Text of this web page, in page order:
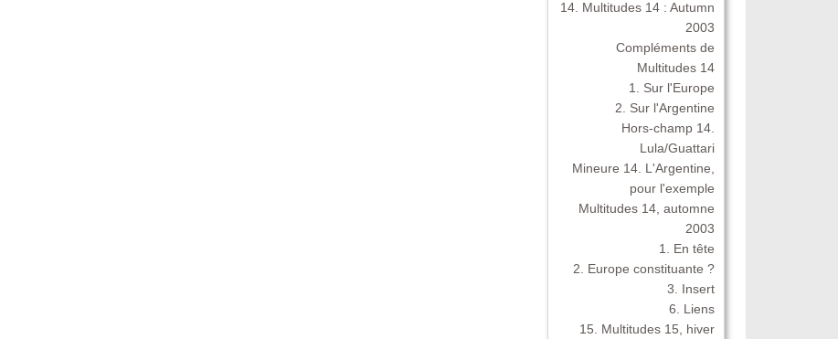
14. Multitudes 14 : Autumn
2003
Compléments de
Multitudes 14
1. Sur l'Europe
2. Sur l'Argentine
Hors-champ 14.
Lula/Guattari
Mineure 14. L'Argentine,
pour l'exemple
Multitudes 14, automne
2003
1. En tête
2. Europe constituante ?
3. Insert
6. Liens
15. Multitudes 15, hiver